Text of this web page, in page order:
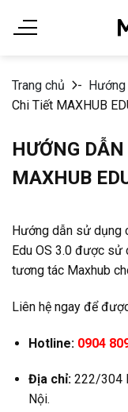
đến
Trang chủ
-
Chi Tiết MAXHUB
HƯỚNG
MAXHUB
Hướng dẫn sử dụng
Edu OS 3.0 được sử
tương tác Maxhub
Liên hệ ngay để
Hotline: 0904
Địa chỉ: 222/304
Nội.